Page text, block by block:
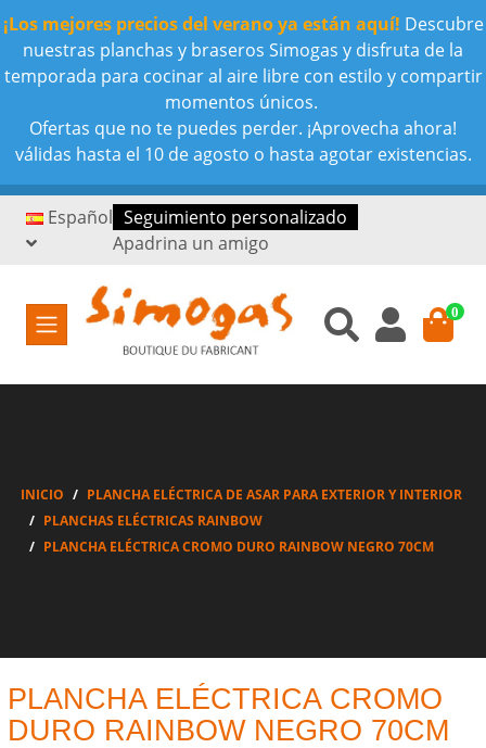
¡Los mejores precios del verano ya están aquí! Descubre
nuestras planchas y braseros Simogas y disfruta de la
temporada para cocinar al aire libre con estilo y compartir
momentos únicos.
Ofertas que no te puedes perder. ¡Aprovecha ahora!
válidas hasta el 10 de agosto o hasta agotar existencias.
Español Seguimiento personalizado
Apadrina un amigo
0
INICIO
PLANCHA ELÉCTRICA DE ASAR PARA EXTERIOR Y INTERIOR
PLANCHAS ELÉCTRICAS RAINBOW
PLANCHA ELÉCTRICA CROMO DURO RAINBOW NEGRO 70CM
PLANCHA ELÉCTRICA CROMO
DURO RAINBOW NEGRO 70CM